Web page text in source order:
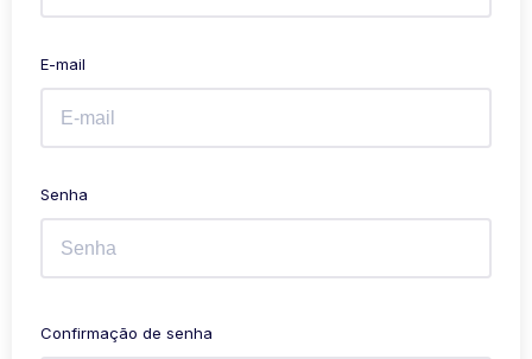
E-mail
Senha
Confirmação de senha